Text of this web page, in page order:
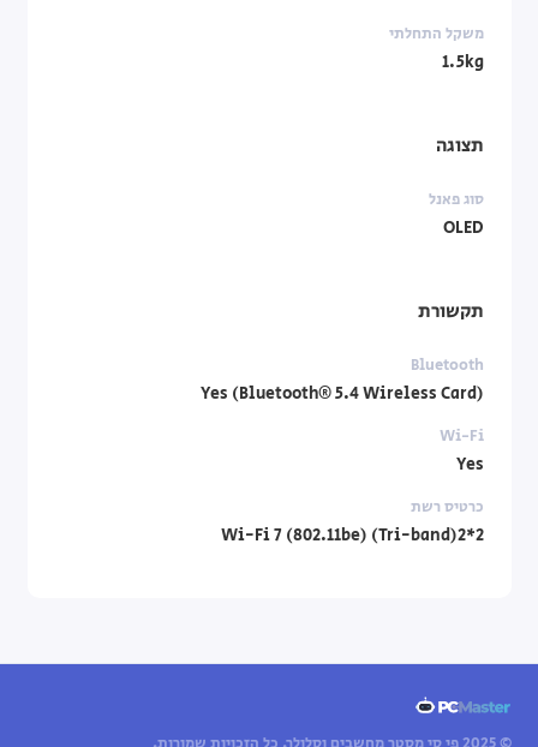
משקל התחלתי
1.5kg
תצוגה
סוג פאנל
OLED
תקשורת
Bluetooth
Yes (Bluetooth® 5.4 Wireless Card)
Wi-Fi
Yes
כרטיס רשת
Wi-Fi 7 (802.11be) (Tri-band)2*2